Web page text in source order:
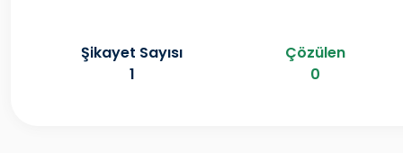
Şikayet Sayısı
1
Çözülen
0